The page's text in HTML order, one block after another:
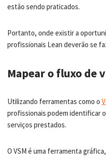
estão sendo praticados.
Portanto, onde existir a
profissionais Lean deverão se
Mapear o fluxo de
Utilizando ferramentas como o
profissionais podem identificar
serviços prestados.
O VSM é uma ferramenta